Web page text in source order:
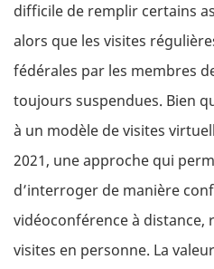
difficile de remplir certains
alors que les visites
fédérales par les membres
toujours suspendues. Bien
à un modèle de visites
2021, une approche qui
d’interroger de manière
vidéoconférence à distance,
visites en personne. La